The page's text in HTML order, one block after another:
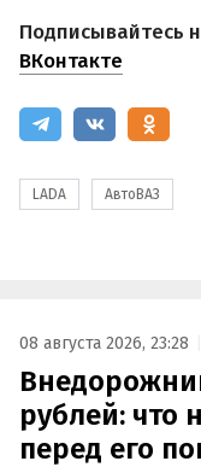
Подписывайтесь
ВКонтакте
LADA АвтоВАЗ
08 августа 2026, 23:28
рублей: что
перед его